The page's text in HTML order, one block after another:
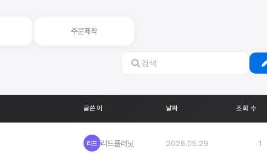
주문제작
글쓴이 날짜 조회 수
리드 리드플래닛 2026.05.29 1